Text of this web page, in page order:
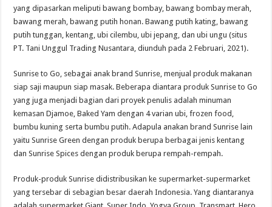
yang dipasarkan meliputi bawang bombay, bawang bombay merah,
bawang merah, bawang putih honan. Bawang putih kating, bawang
putih tunggan, kentang, ubi cilembu, ubi jepang, dan ubi ungu (situs
PT. Tani Unggul Trading Nusantara, diunduh pada 2 Februari, 2021).
Sunrise to Go, sebagai anak brand Sunrise, menjual produk makanan
siap saji maupun siap masak. Beberapa diantara produk Sunrise to Go
yang juga menjadi bagian dari proyek penulis adalah minuman
kemasan Djamoe, Baked Yam dengan 4 varian ubi, frozen food,
bumbu kuning serta bumbu putih. Adapula anakan brand Sunrise lain
yaitu Sunrise Green dengan produk berupa berbagai jenis kentang
dan Sunrise Spices dengan produk berupa rempah-rempah.
Produk-produk Sunrise didistribusikan ke supermarket-supermarket
yang tersebar di sebagian besar daerah Indonesia. Yang diantaranya